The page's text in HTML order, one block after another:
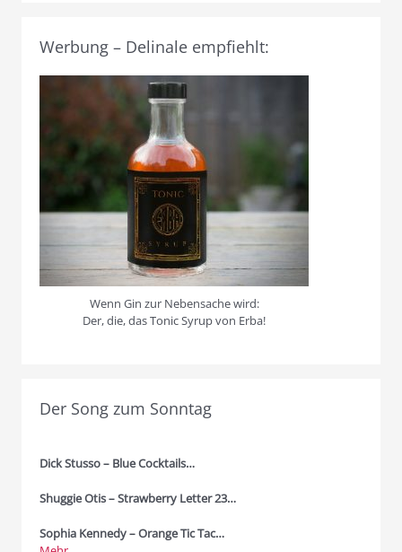
Werbung – Delinale empfiehlt:
Wenn Gin zur Nebensache wird:
Der, die, das Tonic Syrup von Erba!
Der Song zum Sonntag
Dick Stusso – Blue Cocktails…
Shuggie Otis – Strawberry Letter 23…
Sophia Kennedy – Orange Tic Tac…